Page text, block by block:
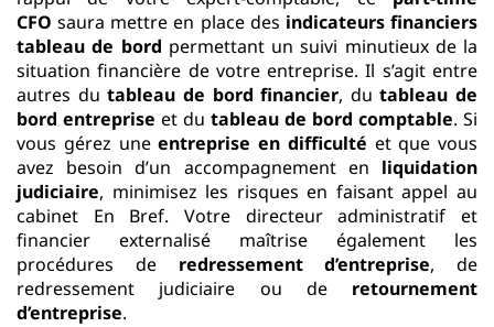
CFO saura mettre en place des indicateurs financiers
tableau de bord permettant un suivi minutieux de la
situation financière de votre entreprise. Il s’agit entre
autres dutableau de bord financier, dutableau de
bord entreprise et du tableau de bord comptable. Si
vous gérez uneentreprise en difficulté et que vous
avez besoin d’un accompagnement en liquidation
judiciaire, minimisez les risques en faisant appel au
cabinet En Bref. Votre directeur administratif et
financier externalisé maîtrise également les
procédures de redressement d’entreprise, de
redressement judiciaire ou de retournement
d’entreprise.